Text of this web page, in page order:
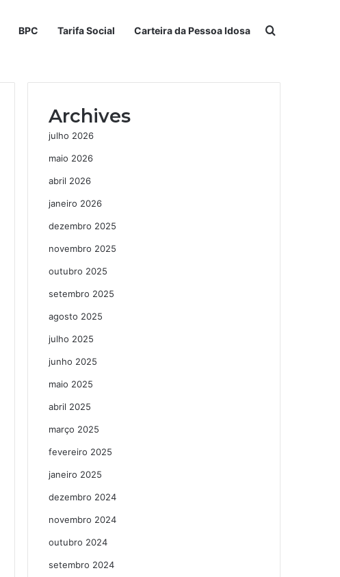
BPC Tarifa Social Carteira da Pessoa Idosa Procurar por
Archives
julho 2026
maio 2026
abril 2026
janeiro 2026
dezembro 2025
novembro 2025
outubro 2025
setembro 2025
agosto 2025
julho 2025
junho 2025
maio 2025
abril 2025
março 2025
fevereiro 2025
janeiro 2025
dezembro 2024
novembro 2024
outubro 2024
setembro 2024